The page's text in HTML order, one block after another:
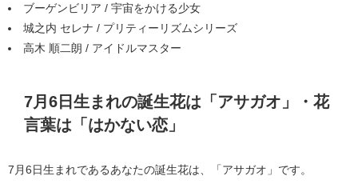
ブーゲンビリア / 宇宙をかける少女
城之内 セレナ / プリティーリズムシリーズ
高木 順二朗 / アイドルマスター
7月6日生まれの誕生花は「アサガオ」・花
言葉は「はかない恋」
7月6日生まれであるあなたの誕生花は、「アサガオ」です。